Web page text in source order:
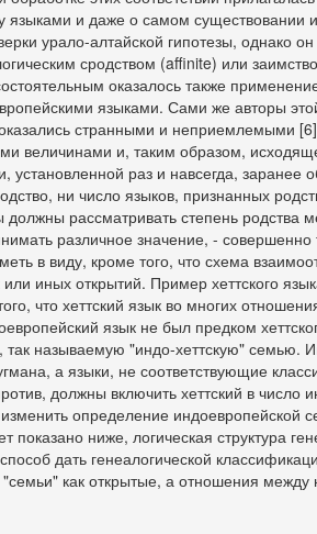
языками и даже о самом существовании
урало-алтайской гипотезы, однако
сродством (affinite) или
оказалось также
языками. Сами же авторы
странными и неприемлемыми
величинами и, таким образом,
установленной раз и навсегда,
ни число языков, признанных
рассматривать степень родства
различное значение, -
в виду, кроме того, что схема
или иных открытий. Пример хеттского
что хеттский язык во многих
язык не был предком
так называемую "индо-хеттскую" семью.
а языки, не соответствующие
должны включить хеттский в
определение индоевропейской
показано ниже, логическая структура
дать генеалогической
"семьи" как открытые, а отношения